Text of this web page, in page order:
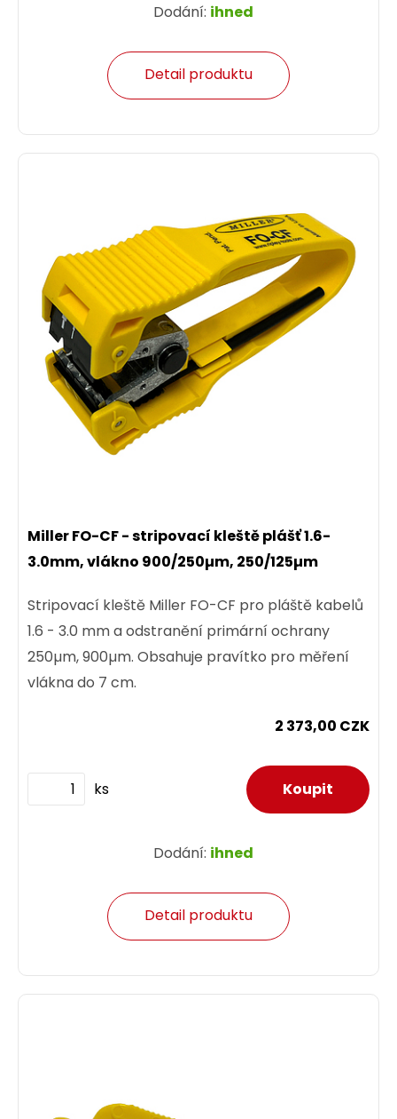
Dodání: ihned
Detail produktu
Miller FO-CF - stripovací kleště plášť 1.6-
3.0mm, vlákno 900/250µm, 250/125µm
Stripovací kleště Miller FO-CF pro pláště kabelů
1.6 - 3.0 mm a odstranění primární ochrany
250µm, 900µm. Obsahuje pravítko pro měření
vlákna do 7 cm.
2 373,00 CZK
ks
Dodání: ihned
Detail produktu